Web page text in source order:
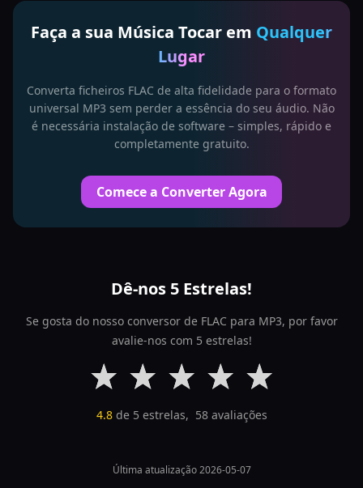
Faça a sua Música Tocar em Qualquer
Lugar
Converta ficheiros FLAC de alta fidelidade para o formato
universal MP3 sem perder a essência do seu áudio. Não
é necessária instalação de software – simples, rápido e
completamente gratuito.
Comece a Converter Agora
Dê-nos 5 Estrelas!
Se gosta do nosso conversor de FLAC para MP3, por favor
avalie-nos com 5 estrelas!
4.8de 5 estrelas, 58avaliações
Última atualização 2026-05-07